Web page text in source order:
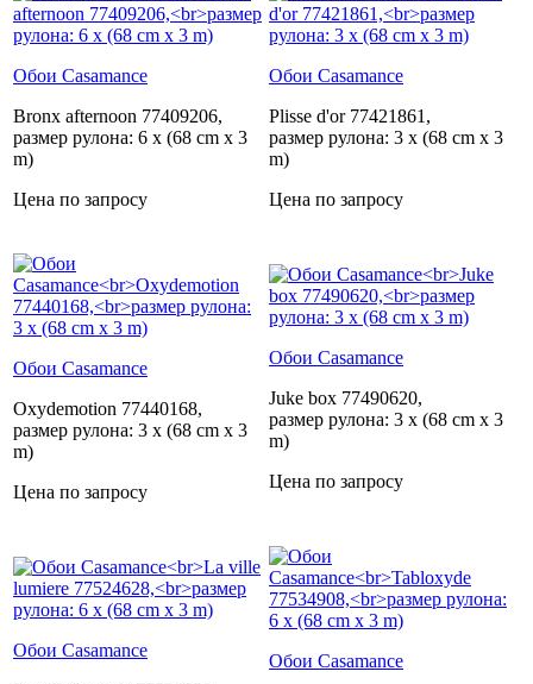
Обои Casamance
Bronx afternoon 77409206,
размер рулона: 6 x (68 cm x 3
m)
Цена по запросу
Обои Casamance
Plisse d'or 77421861,
размер рулона: 3 x (68 cm x 3
m)
Цена по запросу
Обои Casamance
Oxydemotion 77440168,
размер рулона: 3 x (68 cm x 3
m)
Цена по запросу
Обои Casamance
Juke box 77490620,
размер рулона: 3 x (68 cm x 3
m)
Цена по запросу
Обои Casamance
Обои Casamance